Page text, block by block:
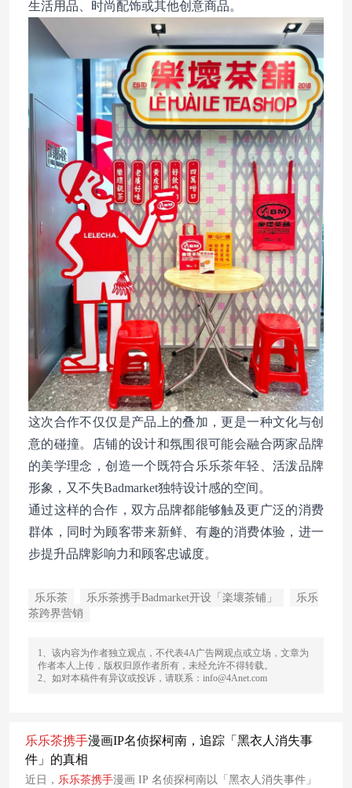
生活用品、时尚配饰或其他创意商品。
这次合作不仅仅是产品上的叠加，更是一种文化与创
意的碰撞。店铺的设计和氛围很可能会融合两家品牌
的美学理念，创造一个既符合乐乐茶年轻、活泼品牌
形象，又不失Badmarket独特设计感的空间。
通过这样的合作，双方品牌都能够触及更广泛的消费
群体，同时为顾客带来新鲜、有趣的消费体验，进一
步提升品牌影响力和顾客忠诚度。
乐乐茶 乐乐茶携手Badmarket开设「楽壞茶铺」
乐乐
茶跨界营销
1、该内容为作者独立观点，不代表4A广告网观点或立场，文章为
作者本人上传，版权归原作者所有，未经允许不得转载。
2、如对本稿件有异议或投诉，请联系：info@4Anet.com
乐乐茶携手漫画IP名侦探柯南，追踪「黑衣人消失事
件」的真相
近日， 乐乐茶携手漫画 IP 名侦探柯南以「黑衣人消失事件」